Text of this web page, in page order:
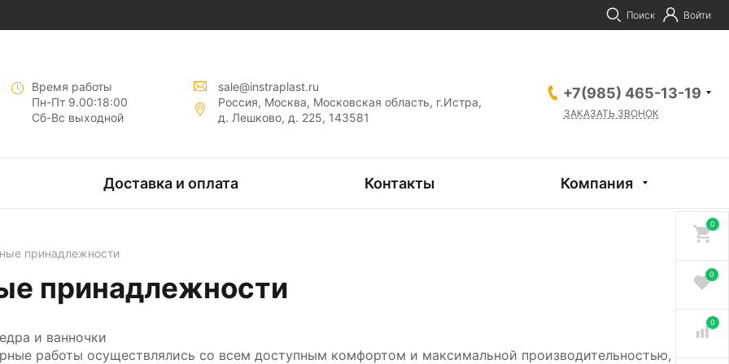
Поиск Войти
Время работы
Пн-Пт 9.00:18:00
Сб-Вс выходной
sale@instraplast.ru
Россия, Москва, Московская область, г.Истра,
д. Лешково, д. 225, 143581
+7(985) 465-13-19
ЗАКАЗАТЬ ЗВОНОК
Доставка и оплата Контакты Компания
принадлежности
принадлежности
и ванночки
работы осуществлялись со всем доступным комфортом и максимальной производительностью,
0
0
0